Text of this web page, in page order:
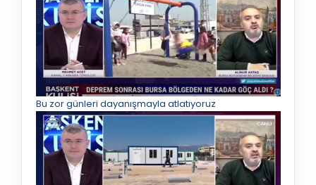
Bu zor günleri dayanışmayla atlatıyoruz